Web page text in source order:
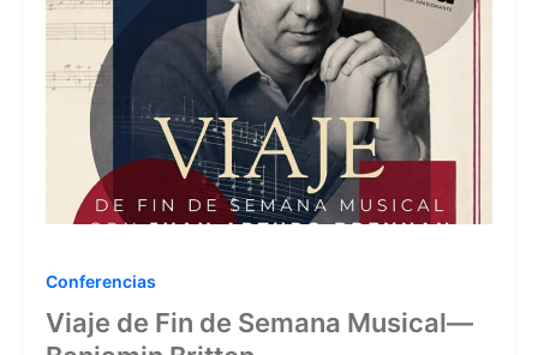
Conferencias
Viaje de Fin de Semana Musical—